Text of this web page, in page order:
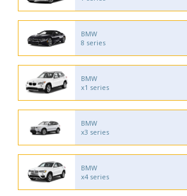
BMW
8 series
BMW
x1 series
BMW
x3 series
BMW
x4 series